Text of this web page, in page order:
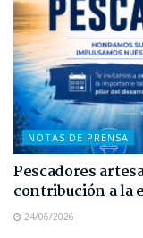
NOTAS DE PRENSA
Pescadores
contribución a la
24/06/2026